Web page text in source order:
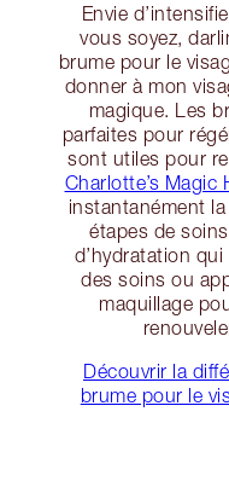
Envie
vous soyez,
brume pour le
donner à mon
magique. Les
parfaites pour
sont utiles pour
Charlotte’s Magic
instantanément
étapes de
d’hydratation
des soins ou
maquillage
Découvrir la
brume pour le